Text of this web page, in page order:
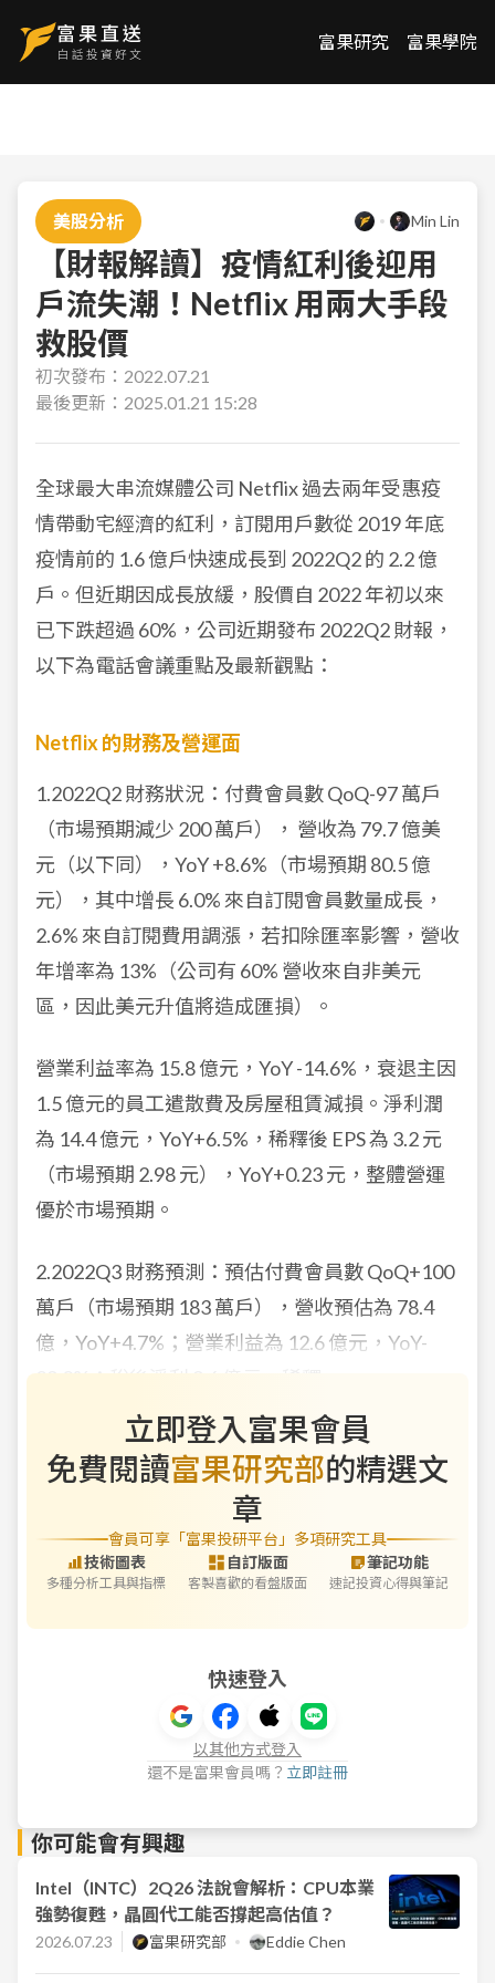
富果研究 富果學院
美股分析 Min Lin
【財報解讀】疫情紅利後迎用
戶流失潮！Netflix 用兩大手段
救股價
初次發布： 2022.07.21
最後更新： 2025.01.21 15:28
全球最大串流媒體公司 Netflix 過去兩年受惠疫
情帶動宅經濟的紅利，訂閱用戶數從 2019 年底
疫情前的 1.6 億戶快速成長到 2022Q2 的 2.2 億
戶。但近期因成長放緩，股價自 2022 年初以來
已下跌超過 60%，公司近期發布 2022Q2 財報，
以下為電話會議重點及最新觀點：
Netflix 的財務及營運面
1.2022Q2 財務狀況： 付費會員數 QoQ-97 萬戶
（市場預期減少 200 萬戶）， 營收為 79.7 億美
元（以下同），YoY +8.6%（市場預期 80.5 億
元），其中增長 6.0% 來自訂閱會員數量成長，
2.6% 來自訂閱費用調漲，若扣除匯率影響，營收
年增率為 13%（公司有 60% 營收來自非美元
區，因此美元升值將造成匯損）。
營業利益率為 15.8 億元，YoY -14.6%，衰退主因
1.5 億元的員工遣散費及房屋租賃減損。淨利潤
為 14.4 億元，YoY+6.5%，稀釋後 EPS 為 3.2 元
（市場預期 2.98 元），YoY+0.23 元，整體營運
優於市場預期。
2.2022Q3 財務預測 ： 預估付費會員數 QoQ+100
萬戶（市場預期 183 萬戶），營收預估為 78.4
億，YoY+4.7%；營業利益為 12.6 億元，YoY-
29.0%；稅後淨利 9.6 億元，稀釋
立即登入富果會員
免費閱讀富果研究部的精選文
章
會員可享「富果投研平台」多項研究工具
技術圖表
多種分析工具與指標
自訂版面
客製喜歡的看盤版面
筆記功能
速記投資心得與筆記
快速登入
以其他方式登入
還不是富果會員嗎？ 立即註冊
你可能會有興趣
Intel（INTC）2Q26 法說會解析：CPU本業
強勢復甦，晶圓代工能否撐起高估值？
2026.07.23 富果研究部 Eddie Chen